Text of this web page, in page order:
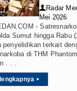
👤 Radar
Mei 2026
-
Sumut hingga Rabu
penyelidikan terkait
di THM
. . .
▸